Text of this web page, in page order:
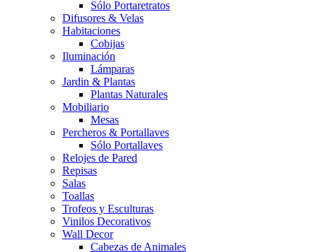
Sólo Portaretratos
Difusores & Velas
Habitaciones
Cobijas
Iluminación
Lámparas
Jardin & Plantas
Plantas Naturales
Mobiliario
Mesas
Percheros & Portallaves
Sólo Portallaves
Relojes de Pared
Repisas
Salas
Toallas
Trofeos y Esculturas
Vinilos Decorativos
Wall Decor
Cabezas de Animales